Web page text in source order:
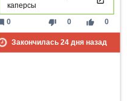
каперсы
thumb_down 0 thumb_up 0
0
Закончилась 24дня назад